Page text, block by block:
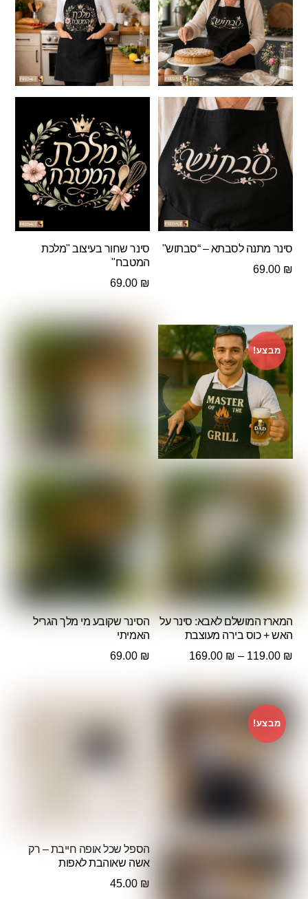
סינר מתנה לסבתא – “סבתוש"
69.00 ₪
סינר שחור בעיצוב "מלכת
המטבח"
69.00 ₪
מבצע!
המארז המושלם לאבא: סינר על
האש + כוס בירה מעוצבת
119.00 ₪
–
169.00 ₪
הסינר שקובע מי מלך הגריל
האמיתי
69.00 ₪
מבצע!
הספל שכל אופה חייבת – רק
אשה שאוהבת לאפות
45.00 ₪